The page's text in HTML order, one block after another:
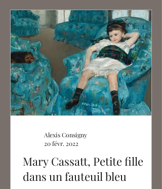
Mary Cassatt, Petite fille
dans un fauteuil bleu
Alexis Consigny
20 févr. 2022